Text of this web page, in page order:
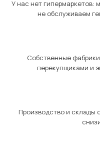
У нас нет гипермаркетов:
не обслуживаем
Собственные
перекупщиками и
Производство и склады